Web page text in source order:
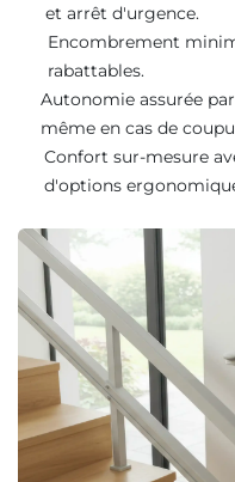
et arrêt d'urgence.
Encombrement
rabattables.
Autonomie assurée
même en cas de
Confort sur-mesure
d'options